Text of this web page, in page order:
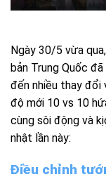
Ngày 30/5 vừa qua,
bản Trung Quốc
đến nhiều thay đổi
độ mới 10 vs 10
cùng sôi động và
nhật lần này:
Điều chỉnh